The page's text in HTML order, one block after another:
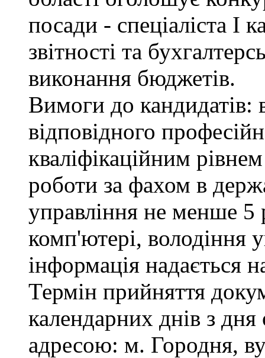
посади - спеціаліста І
звітності та
виконання бюджетів.
Вимоги до кандидатів:
відповідного
кваліфікаційним
роботи за фахом в
управління не менше 5
комп'ютері, володіння
інформація надається
Термін прийняття
календарних днів з
адресою: м. Городня,